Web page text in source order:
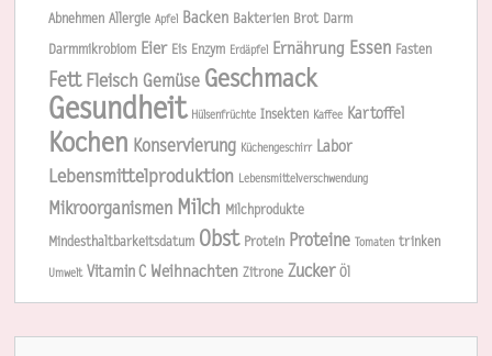
Abnehmen Allergie Apfel Backen Bakterien Brot Darm
Darmmikrobiom Eier Eis Enzym Erdäpfel Ernährung Essen Fasten
Fett Fleisch Gemüse Geschmack
Gesundheit Hülsenfrüchte Insekten Kaffee Kartoffel
Kochen Konservierung Küchengeschirr Labor
Lebensmittelproduktion Lebensmittelverschwendung
Mikroorganismen Milch Milchprodukte
Mindesthaltbarkeitsdatum Obst Protein Proteine Tomaten trinken
Umwelt Vitamin C Weihnachten Zitrone Zucker Öl